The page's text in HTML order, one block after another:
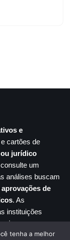
e
cartões de
jurídico
um
análises buscam
de
. As
instituições
risco.
tenha a melhor